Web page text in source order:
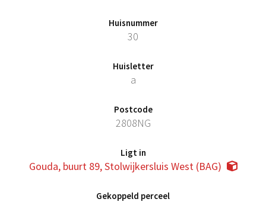
Huisnummer
30
Huisletter
a
Postcode
2808NG
Ligt in
Gouda, buurt 89, Stolwijkersluis West (BAG)
Gekoppeld perceel